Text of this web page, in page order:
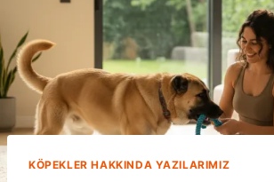
KÖPEKLER HAKKINDA YAZILARIMIZ